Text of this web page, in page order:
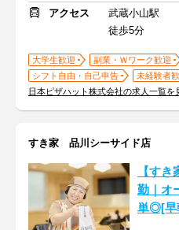
アクセス
武蔵小山駅
徒歩5分
大学生歓迎 副業・Ｗワーク歓迎
シフト自由・自己申告
未経験者
日本ピザハット株式会社の求人一覧を
すき家 品川シーサイド店
【す
勤｜オ
単◎[早